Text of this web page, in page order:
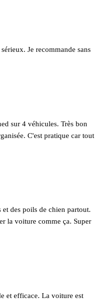
Je recommande sans
sur 4 véhicules. Très bon
C'est pratique car tout
et des poils de chien partout.
la voiture comme ça. Super
et efficace. La voiture est